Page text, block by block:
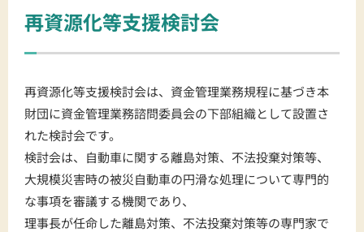
再資源化等支援検討会
再資源化等支援検討会は、資金管理業務規程に基づき本
財団に資金管理業務諮問委員会の下部組織として設置さ
れた検討会です。
検討会は、自動車に関する離島対策、不法投棄対策等、
大規模災害時の被災自動車の円滑な処理について専門的
な事項を審議する機関であり、
理事長が任命した離島対策、不法投棄対策等の専門家で